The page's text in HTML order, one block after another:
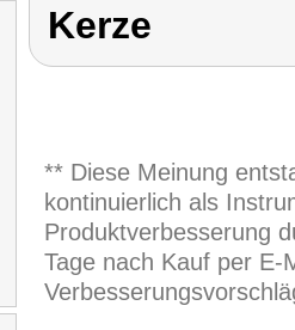
Kerze
** Diese Meinung
kontinuierlich als
Produktverbesserung
Tage nach Kauf per E-